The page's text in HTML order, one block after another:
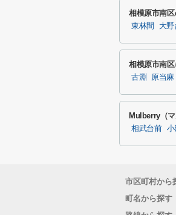
相模原市南
東林間 大野
相模原市南
古淵 原当麻
Mulberry（
相武台前 小
市区町村から
町名から探す